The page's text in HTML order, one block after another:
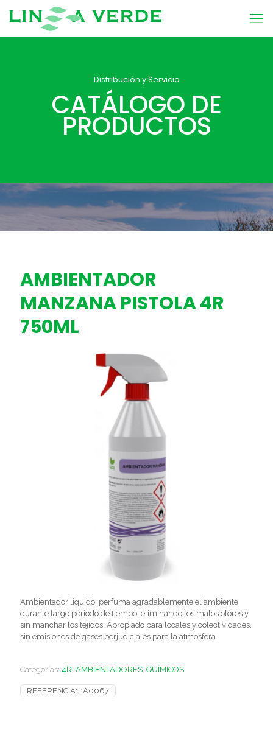
Distribución y Servicio
CATÁLOGO DE
PRODUCTOS
AMBIENTADOR
MANZANA PISTOLA 4R
750ML
Ambientador liquido. perfuma agradablemente el ambiente
durante largo periodo de tiempo, eliminando los malos olores y
sin manchar los tejidos. Apropiado para locales y colectividades,
sin emisiones de gases perjudiciales para la atmosfera
Categorías: 4R, AMBIENTADORES, QUÍMICOS
REFERENCIA: : A0067